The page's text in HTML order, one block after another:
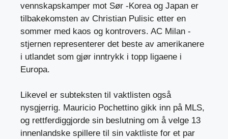
vennskapskamper mot Sør -Korea og Japan er
tilbakekomsten av Christian Pulisic etter en
sommer med kaos og kontrovers. AC Milan -
stjernen representerer det beste av amerikanere
i utlandet som gjør inntrykk i topp ligaene i
Europa.
Likevel er subteksten til vaktlisten også
nysgjerrig. Mauricio Pochettino gikk inn på MLS,
og rettferdiggjorde sin beslutning om å velge 13
innenlandske spillere til sin vaktliste for et par